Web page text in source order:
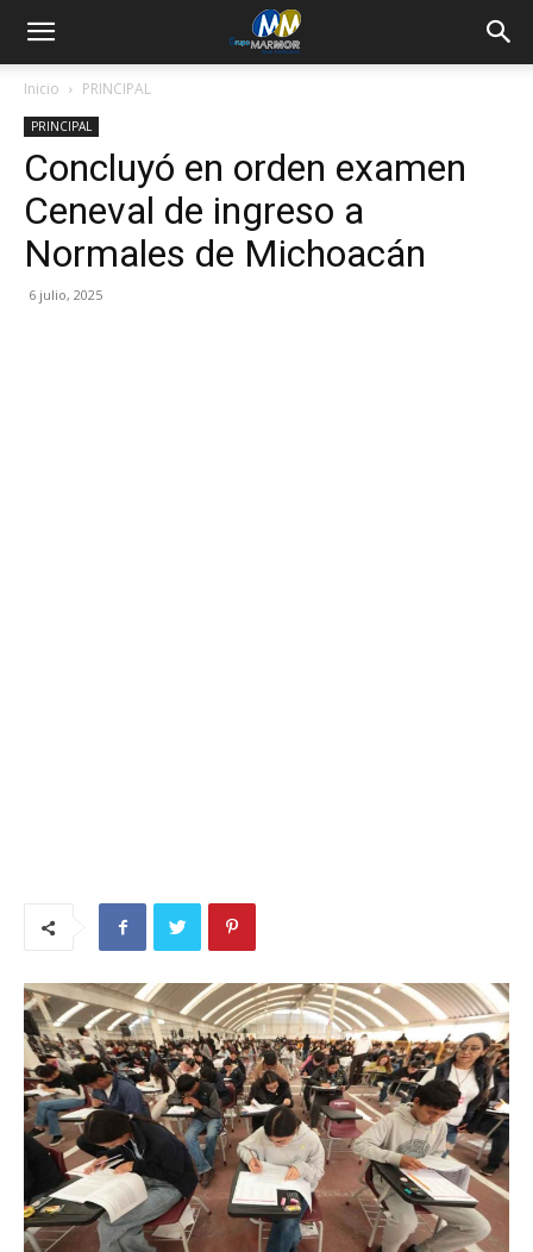
Inicio PRINCIPAL
PRINCIPAL
Concluyó en orden examen
Ceneval de ingreso a
Normales de Michoacán
6 julio, 2025